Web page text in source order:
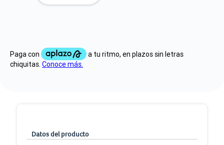
Datos del producto